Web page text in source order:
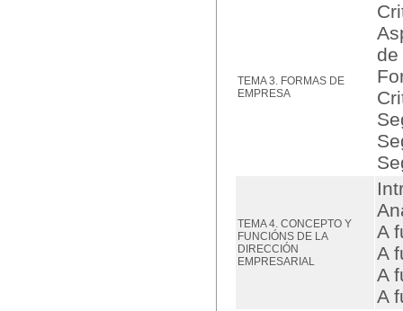
TEMA 3. FORMAS DE
EMPRESA
de
TEMA 4. CONCEPTO Y
FUNCIÓNS DE LA
DIRECCIÓN
EMPRESARIAL
A
A
A
A